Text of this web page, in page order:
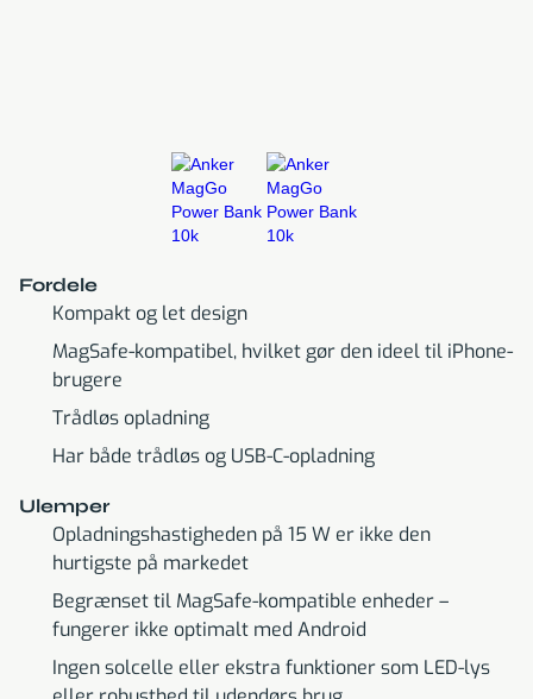
Fordele
Kompakt og let design
MagSafe-kompatibel, hvilket gør den ideel til iPhone-
brugere
Trådløs opladning
Har både trådløs og USB-C-opladning
Ulemper
Opladningshastigheden på 15 W er ikke den
hurtigste på markedet
Begrænset til MagSafe-kompatible enheder –
fungerer ikke optimalt med Android
Ingen solcelle eller ekstra funktioner som LED-lys